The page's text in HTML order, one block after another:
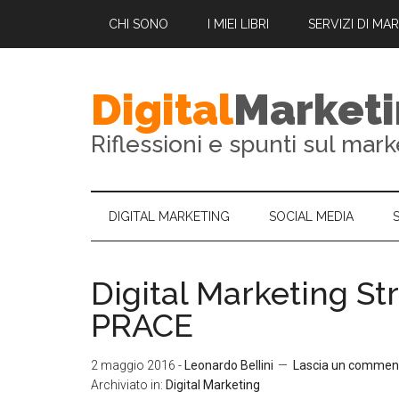
CHI SONO I MIEI LIBRI SERVIZI DI
Digital
Riflessioni e spunti sul
DIGITAL MARKETING SOCIAL MEDIA
Digital Marketing
PRACE
2 maggio 2016 - Leonardo Bellini
Lascia un
Archiviato in: Digital Marketing